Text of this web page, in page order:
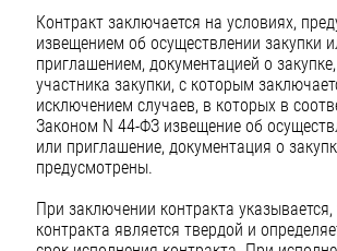
Контракт заключается на условиях,
извещением об осуществлении закупки
приглашением, документацией о
участника закупки, с которым
исключением случаев, в которых в
Законом N 44-ФЗ извещение об
или приглашение, документация о
предусмотрены.
При заключении контракта указывается,
контракта является твердой и